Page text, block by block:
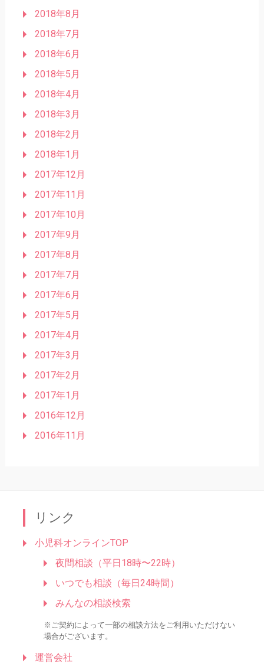
2018年8月
2018年7月
2018年6月
2018年5月
2018年4月
2018年3月
2018年2月
2018年1月
2017年12月
2017年11月
2017年10月
2017年9月
2017年8月
2017年7月
2017年6月
2017年5月
2017年4月
2017年3月
2017年2月
2017年1月
2016年12月
2016年11月
リンク
小児科オンラインTOP
夜間相談（平日18時〜22時）
いつでも相談（毎日24時間）
みんなの相談検索
※ご契約によって一部の相談方法をご利用いただけない
場合がございます。
運営会社